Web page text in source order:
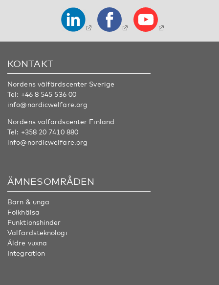
KONTAKT
Nordens välfärdscenter Sverige
Tel: +46 8 545 536 00
info@nordicwelfare.org
Nordens välfärdscenter Finland
Tel: +358 20 7410 880
info@nordicwelfare.org
ÄMNESOMRÅDEN
Barn & unga
Folkhälsa
Funktionshinder
Välfärdsteknologi
Äldre vuxna
Integration